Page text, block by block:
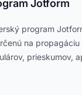
Jotform
program
na propagáciu
prieskumov,